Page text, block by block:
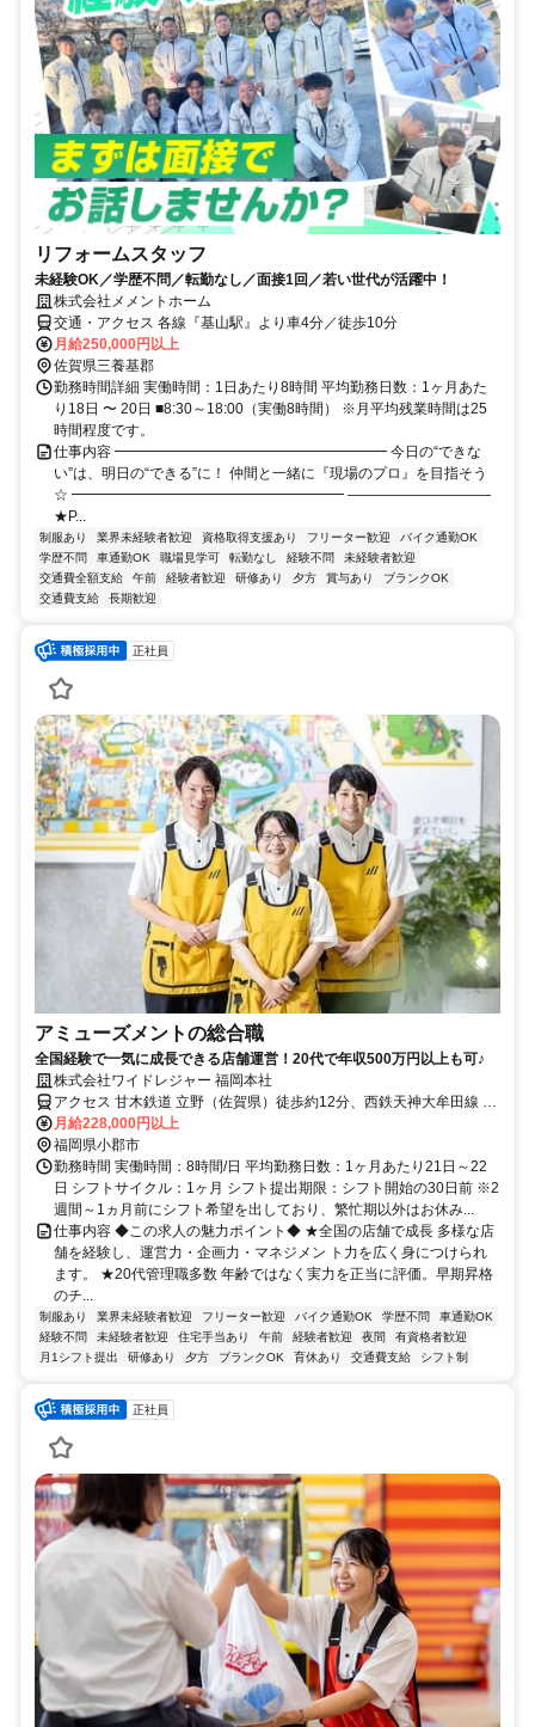
リフォームスタッフ
未経験OK／学歴不問／転勤なし／面接1回／若い世代が活躍中！
株式会社メメントホーム
交通・アクセス 各線『基山駅』より車4分／徒歩10分
月給250,000円以上
佐賀県三養基郡
勤務時間詳細 実働時間：1日あたり8時間 平均勤務日数：1ヶ月あた
り18日 〜 20日 ■8:30～18:00（実働8時間） ※月平均残業時間は25
時間程度です。
仕事内容 ━━━━━━━━━━━━━━━━━━━ 今日の“できな
い”は、明日の“できる”に！ 仲間と一緒に『現場のプロ』を目指そう
☆ ━━━━━━━━━━━━━━━━━━━ ――――――――――
★P...
制服あり 業界未経験者歓迎 資格取得支援あり フリーター歓迎
バイク通勤OK
学歴不問
車通勤OK 職場見学可 転勤なし 経験不問
未経験者歓迎
交通費全額支給
午前 経験者歓迎 研修あり 夕方 賞与あり
ブランクOK
交通費支給
長期歓迎
正社員
アミューズメントの総合職
全国経験で一気に成長できる店舗運営！20代で年収500万円以上も可♪
株式会社ワイドレジャー 福岡本社
アクセス 甘木鉄道 立野（佐賀県）徒歩約12分、西鉄天神大牟田線 大
保徒歩約18分、ＪＲ鹿児島本線 基山東口徒歩約22分
月給228,000円以上
福岡県小郡市
勤務時間 実働時間：8時間/日 平均勤務日数：1ヶ月あたり21日～22
日 シフトサイクル：1ヶ月 シフト提出期限：シフト開始の30日前 ※2
週間～1ヵ月前にシフト希望を出しており、繁忙期以外はお休み...
仕事内容 ◆この求人の魅力ポイント◆ ★全国の店舗で成長 多様な店
舗を経験し、運営力・企画力・マネジメン ト力を広く身につけられ
ます。 ★20代管理職多数 年齢ではなく実力を正当に評価。早期昇格
のチ...
制服あり 業界未経験者歓迎 フリーター歓迎 バイク通勤OK 学歴不問
車通勤OK
経験不問
未経験者歓迎 住宅手当あり 午前 経験者歓迎 夜間
有資格者歓迎
月1シフト提出
研修あり 夕方 ブランクOK 育休あり 交通費支給 シフト制
正社員